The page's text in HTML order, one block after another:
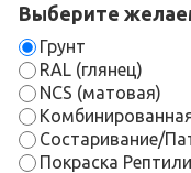
Выберите
Грунт
RAL (глянец)
NCS (матовая)
Состаривание/
Покраска